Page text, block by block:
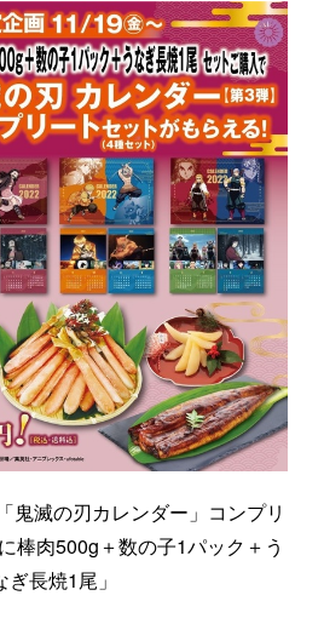
鬼滅の刃カレンダー」コンプリ
棒肉500g＋数の子1パック＋う
ぎ長焼1尾」